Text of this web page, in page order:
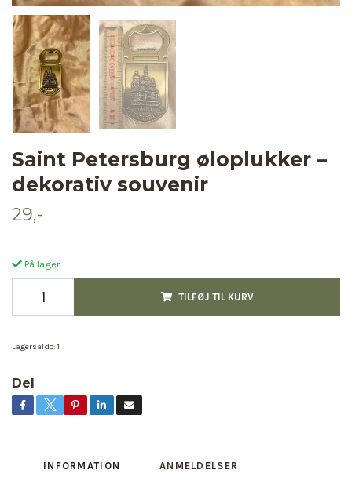
Saint Petersburg øloplukker –
dekorativ souvenir
29,-
På lager
TILFØJ TIL KURV
Lagersaldo: 1
Del
INFORMATION ANMELDELSER